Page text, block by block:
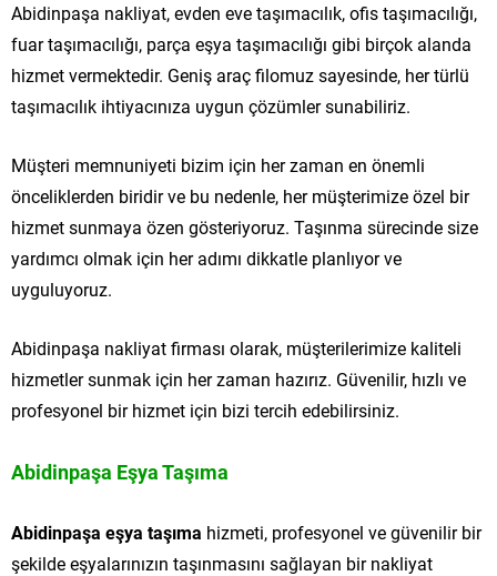
Abidinpaşa nakliyat, evden eve taşımacılık, ofis taşımacılığı,
fuar taşımacılığı, parça eşya taşımacılığı gibi birçok alanda
hizmet vermektedir. Geniş araç filomuz sayesinde, her türlü
taşımacılık ihtiyacınıza uygun çözümler sunabiliriz.
Müşteri memnuniyeti bizim için her zaman en önemli
önceliklerden biridir ve bu nedenle, her müşterimize özel bir
hizmet sunmaya özen gösteriyoruz. Taşınma sürecinde size
yardımcı olmak için her adımı dikkatle planlıyor ve
uyguluyoruz.
Abidinpaşa nakliyat firması olarak, müşterilerimize kaliteli
hizmetler sunmak için her zaman hazırız. Güvenilir, hızlı ve
profesyonel bir hizmet için bizi tercih edebilirsiniz.
Abidinpaşa Eşya Taşıma
Abidinpaşa eşya taşıma hizmeti, profesyonel ve güvenilir bir
şekilde eşyalarınızın taşınmasını sağlayan bir nakliyat